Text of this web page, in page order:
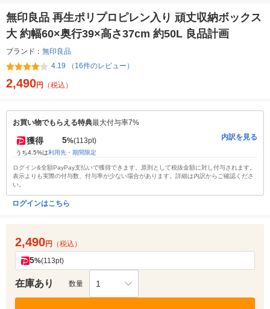
無印良品 再生ポリプロピレン入り 頑丈収納ボックス
大 約幅60×奥行39×高さ37cm 約50L 良品計画
ブランド： 無印良品
4.19 （16件のレビュー）
2,490円 （税込）
お買い物でもらえる特典最大付与率7%
獲得 5%(113pt)
うち4.5%は利用先・期間限定
内訳を見る
ログイン&全額PayPay支払いで獲得できます。原則として税抜金額に対し付与されます。
表示よりも実際の付与数、付与率が少ない場合があります。詳細は内訳からご確認くださ
い。
ログインはこちら
2,490円 （税込）
5%(113pt)
在庫あり 数量 1